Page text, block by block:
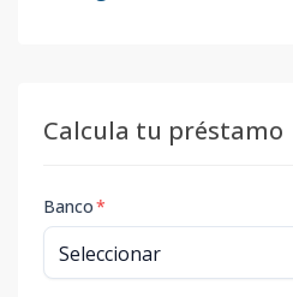
Calcula tu préstamo
Banco*